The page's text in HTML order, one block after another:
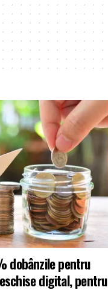
dobânzile pentru
digital, pentru